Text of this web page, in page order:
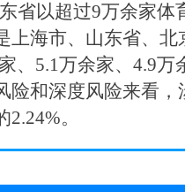
省以超过9万余家体
上海市、山东省、
、5.1万余家、4.9万
险和深度风险来看
。